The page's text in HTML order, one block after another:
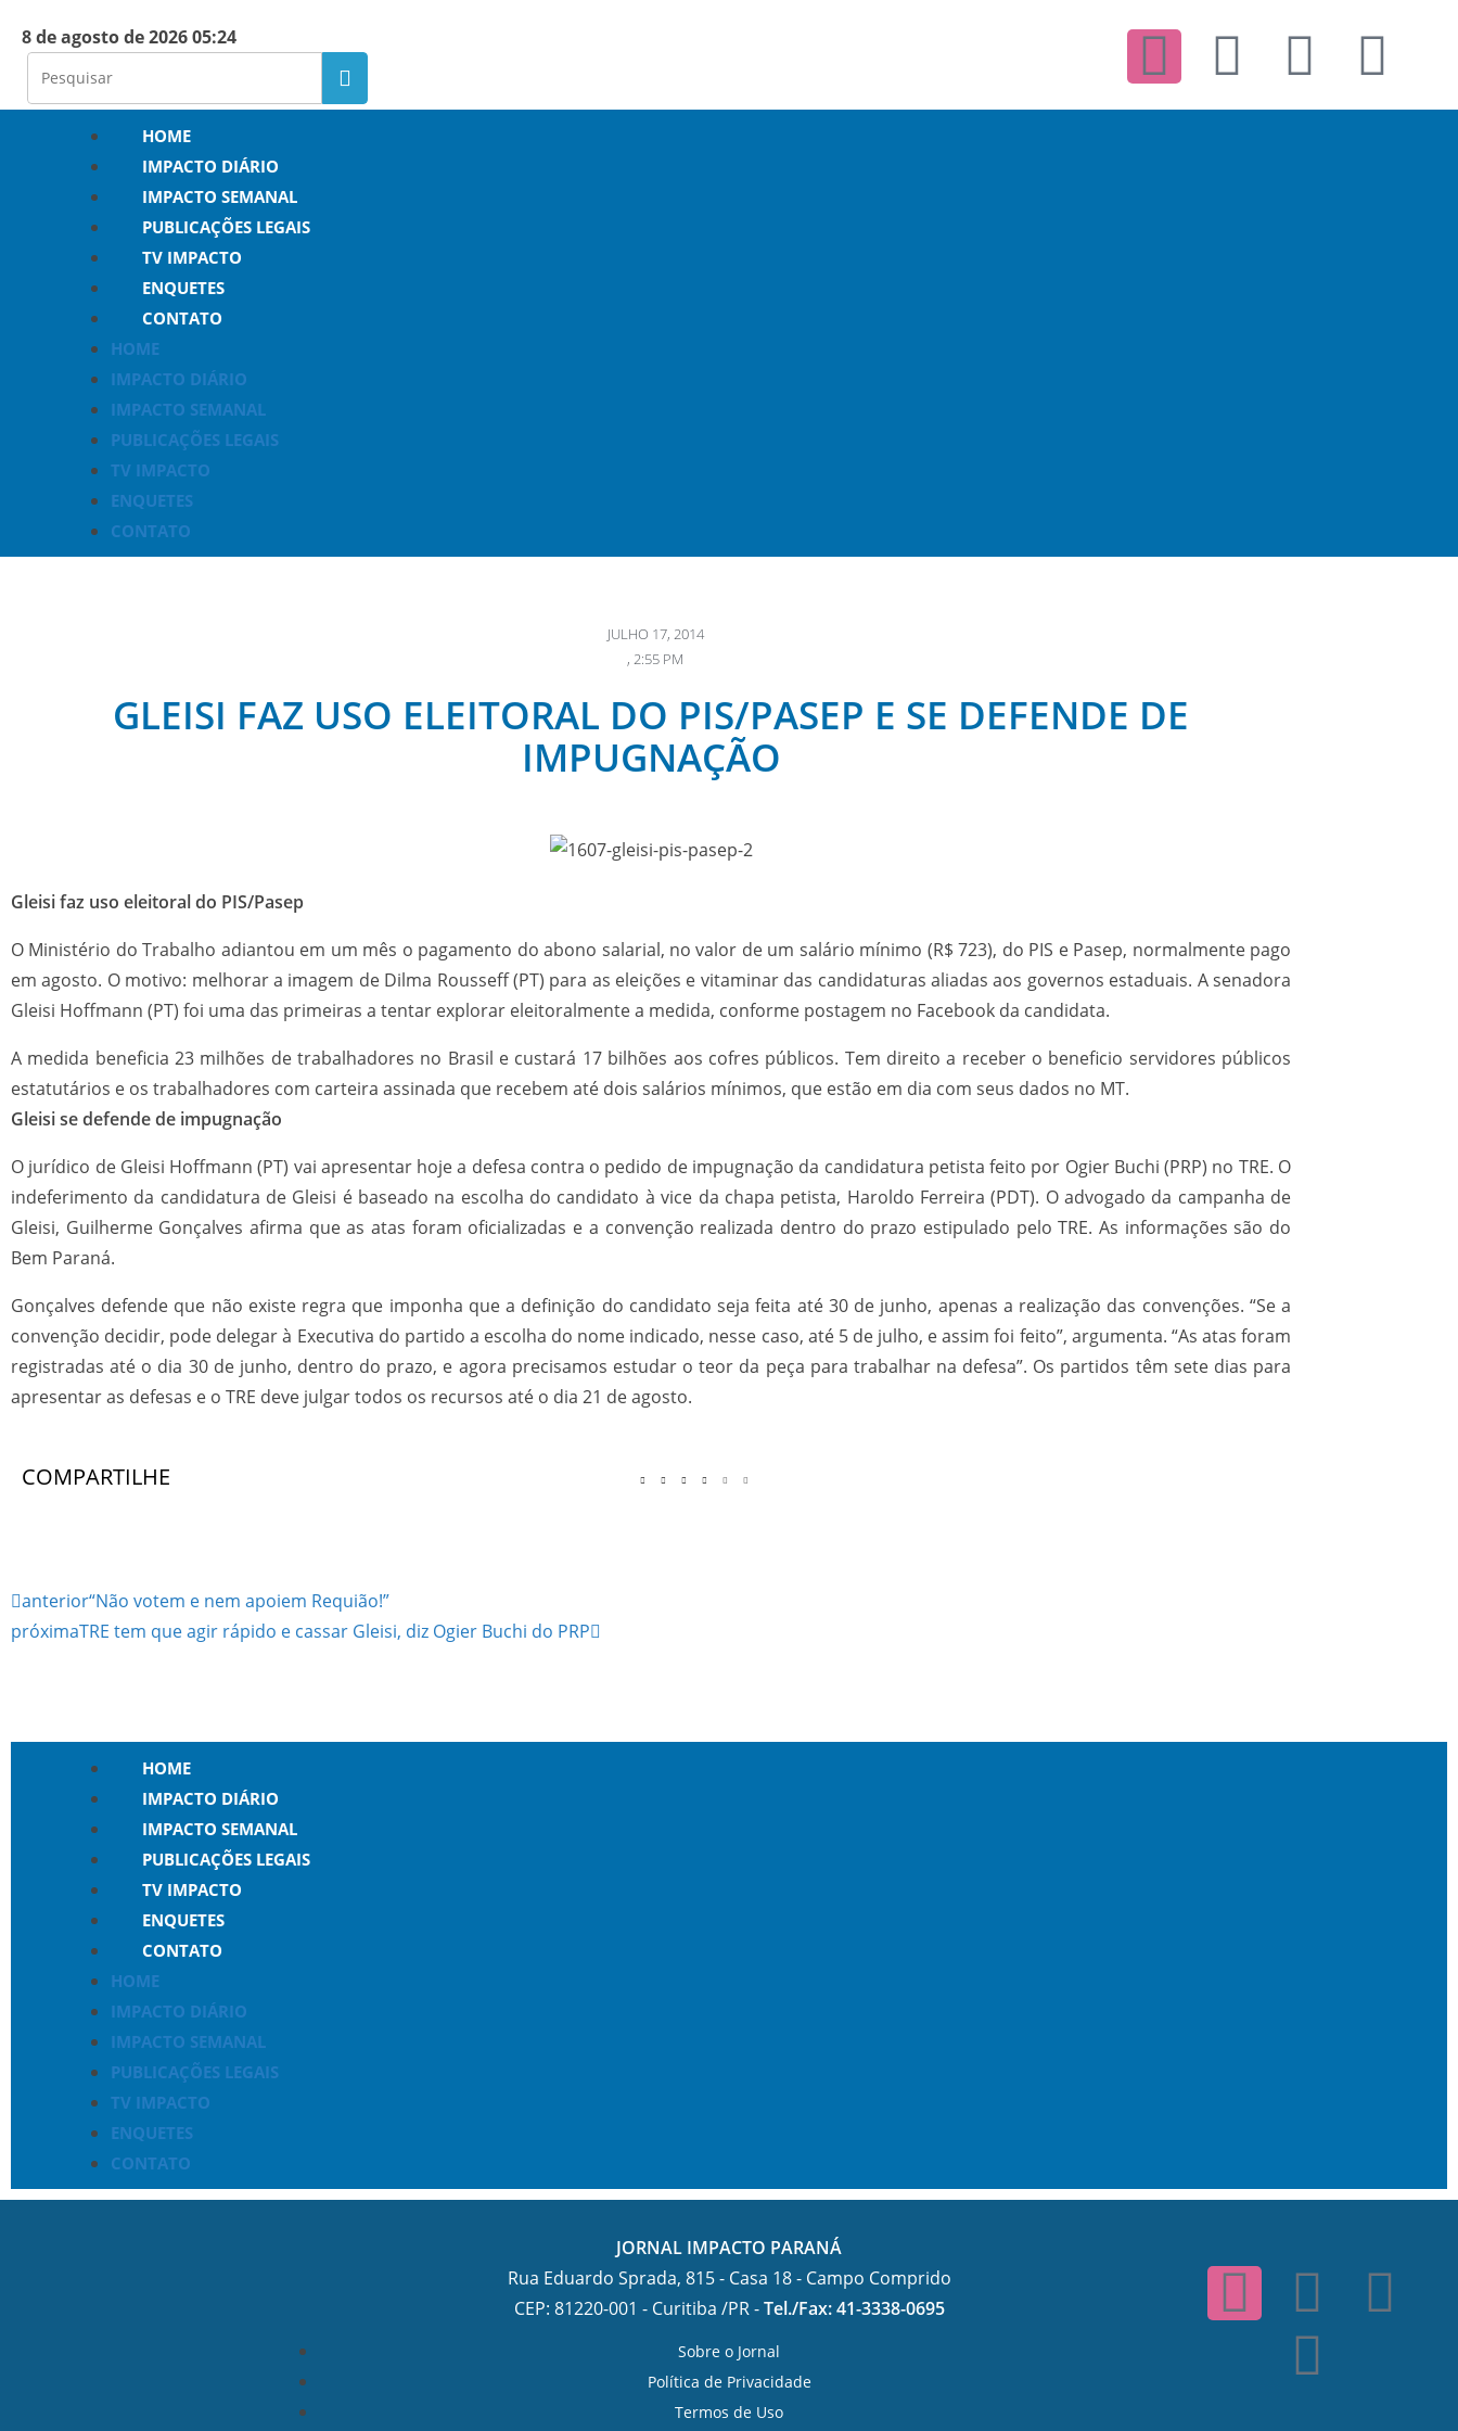
8 de agosto de 2026 05:24
HOME
IMPACTO DIÁRIO
IMPACTO SEMANAL
PUBLICAÇÕES LEGAIS
TV IMPACTO
ENQUETES
CONTATO
HOME
IMPACTO DIÁRIO
IMPACTO SEMANAL
PUBLICAÇÕES LEGAIS
TV IMPACTO
ENQUETES
CONTATO
JULHO 17, 2014
, 2:55 PM
GLEISI FAZ USO ELEITORAL DO PIS/PASEP E SE DEFENDE DE
IMPUGNAÇÃO
Gleisi faz uso eleitoral do PIS/Pasep
O Ministério do Trabalho adiantou em um mês o pagamento do abono salarial, no valor de um salário mínimo (R$ 723), do PIS e Pasep, normalmente pago
em agosto. O motivo: melhorar a imagem de Dilma Rousseff (PT) para as eleições e vitaminar das candidaturas aliadas aos governos estaduais. A senadora
Gleisi Hoffmann (PT) foi uma das primeiras a tentar explorar eleitoralmente a medida, conforme postagem no Facebook da candidata.
A medida beneficia 23 milhões de trabalhadores no Brasil e custará 17 bilhões aos cofres públicos. Tem direito a receber o beneficio servidores públicos
estatutários e os trabalhadores com carteira assinada que recebem até dois salários mínimos, que estão em dia com seus dados no MT.
Gleisi se defende de impugnação
O jurídico de Gleisi Hoffmann (PT) vai apresentar hoje a defesa contra o pedido de impugnação da candidatura petista feito por Ogier Buchi (PRP) no TRE. O
indeferimento da candidatura de Gleisi é baseado na escolha do candidato à vice da chapa petista, Haroldo Ferreira (PDT). O advogado da campanha de
Gleisi, Guilherme Gonçalves afirma que as atas foram oficializadas e a convenção realizada dentro do prazo estipulado pelo TRE. As informações são do
Bem Paraná.
Gonçalves defende que não existe regra que imponha que a definição do candidato seja feita até 30 de junho, apenas a realização das convenções. “Se a
convenção decidir, pode delegar à Executiva do partido a escolha do nome indicado, nesse caso, até 5 de julho, e assim foi feito”, argumenta. “As atas foram
registradas até o dia 30 de junho, dentro do prazo, e agora precisamos estudar o teor da peça para trabalhar na defesa”. Os partidos têm sete dias para
apresentar as defesas e o TRE deve julgar todos os recursos até o dia 21 de agosto.
COMPARTILHE
anterior“Não votem e nem apoiem Requião!”
próximaTRE tem que agir rápido e cassar Gleisi, diz Ogier Buchi do PRP
HOME
IMPACTO DIÁRIO
IMPACTO SEMANAL
PUBLICAÇÕES LEGAIS
TV IMPACTO
ENQUETES
CONTATO
HOME
IMPACTO DIÁRIO
IMPACTO SEMANAL
PUBLICAÇÕES LEGAIS
TV IMPACTO
ENQUETES
CONTATO
JORNAL IMPACTO PARANÁ
Rua Eduardo Sprada, 815 - Casa 18 - Campo Comprido
CEP: 81220-001 - Curitiba /PR -Tel./Fax: 41-3338-0695
Sobre o Jornal
Política de Privacidade
Termos de Uso